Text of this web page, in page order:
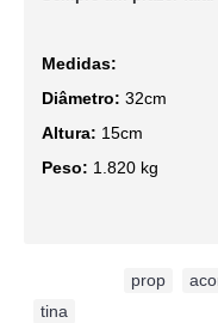
Medidas:
Diâmetro: 32cm
Altura: 15cm
Peso: 1.820 kg
prop
tina